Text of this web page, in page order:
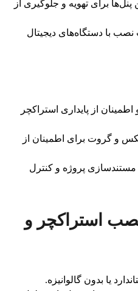
برای تهویه و جلوگیری از
نصب با دستگاه‌های دیجیتال
از پایداری استراکچر
و گروت برای اطمینان از
پروژه و کنترل
استراکچر و